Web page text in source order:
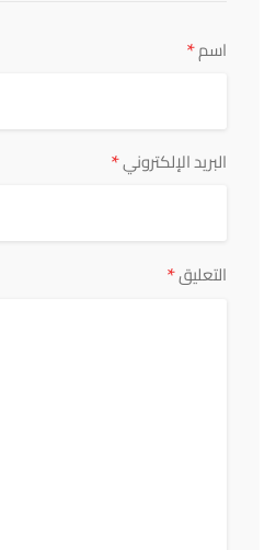
اسم*
البريد الإلكتروني*
التعليق*